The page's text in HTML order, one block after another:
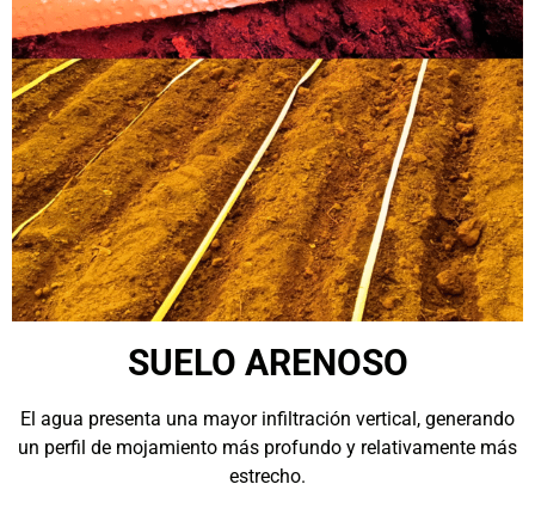
SUELO ARENOSO
El agua presenta una mayor infiltración vertical, generando
un perfil de mojamiento más profundo y relativamente más
estrecho.